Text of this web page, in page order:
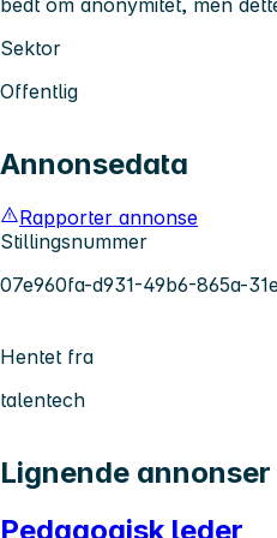
Sektor
Offentlig
Annonsedata
Rapporter annonse
Stillingsnummer
07e960fa-d931-49b6-865a-
Hentet fra
talentech
Lignende annonser
Pedagogisk leder